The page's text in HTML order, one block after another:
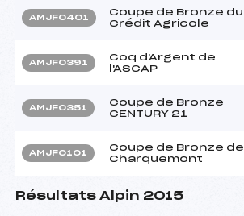
AMJF0401
Coupe de Bronze du
Crédit Agricole
AMJF0391
Coq d'Argent de
l'ASCAP
AMJF0351
Coupe de Bronze
CENTURY 21
AMJF0101
Coupe de Bronze de
Charquemont
Résultats Alpin 2015